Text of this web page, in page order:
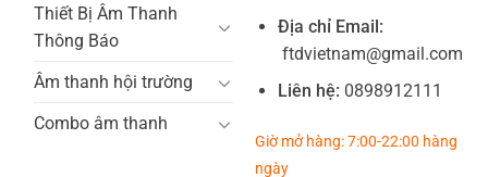
Thiết Bị Âm Thanh
Thông Báo
Âm thanh hội trường
Combo âm thanh
Địa chỉ Email:
ftdvietnam@gmail.com
Liên hệ: 0898912111
Giờ mở hàng: 7:00-22:00 hàng
ngày